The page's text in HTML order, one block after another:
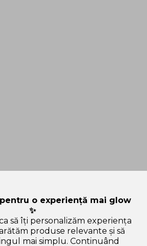
o experiență mai glow
✨
să îți personalizăm experiența
produse relevante și să
mai simplu. Continuând